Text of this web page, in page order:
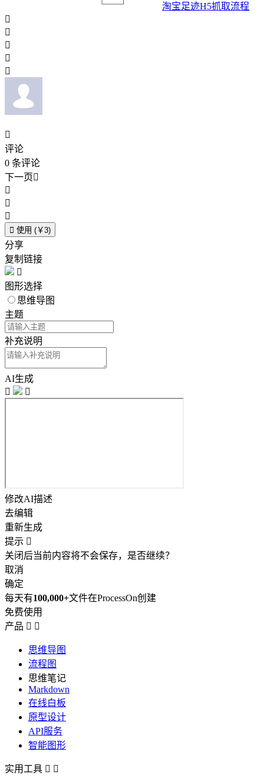
淘宝足迹H5抓取流程






评论
0 条评论
下一页



 使用 (￥3)
分享
复制链接

图形选择
思维导图
主题
补充说明
AI生成


修改AI描述
去编辑
重新生成
提示 
关闭后当前内容将不会保存，是否继续？
取消
确定
每天有100,000+文件在ProcessOn创建
免费使用
产品  
思维导图
流程图
思维笔记
Markdown
在线白板
原型设计
API服务
智能图形
实用工具  